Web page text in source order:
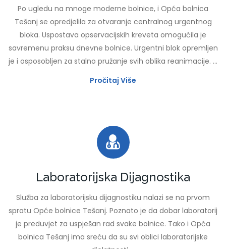
Po ugledu na mnoge moderne bolnice, i Opća bolnica
Tešanj se opredjelila za otvaranje centralnog urgentnog
bloka. Uspostava opservacijskih kreveta omogućila je
savremenu praksu dnevne bolnice. Urgentni blok opremljen
je i osposobljen za stalno pružanje svih oblika reanimacije. ...
Pročitaj Više
Laboratorijska Dijagnostika
Služba za laboratorijsku dijagnostiku nalazi se na prvom
spratu Opće bolnice Tešanj. Poznato je da dobar laboratorij
je preduvjet za uspješan rad svake bolnice. Tako i Opća
bolnica Tešanj ima sreću da su svi oblici laboratorijske